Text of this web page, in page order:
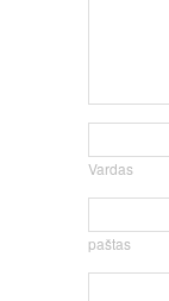
Vardas
paštas